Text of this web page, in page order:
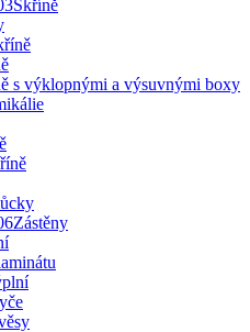
Skříně
s výklopnými a výsuvnými boxy
Zástěny